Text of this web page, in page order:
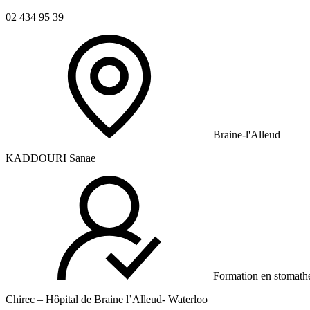
02 434 95 39
Braine-l'Alleud
KADDOURI Sanae
Formation en
Chirec – Hôpital de Braine l’Alleud- Waterloo